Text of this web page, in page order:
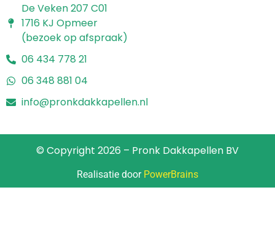
De Veken 207 C01
1716 KJ Opmeer
(bezoek op afspraak)
06 434 778 21
06 348 881 04
info@pronkdakkapellen.nl
© Copyright 2026 – Pronk Dakkapellen BV
Realisatie door PowerBrains